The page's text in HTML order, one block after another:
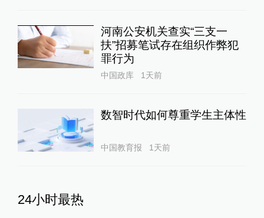
河南公安机关查实“三支一
扶”招募笔试存在组织作弊犯
罪行为
中国政库 1天前
数智时代如何尊重学生主体性
中国教育报 1天前
24小时最热